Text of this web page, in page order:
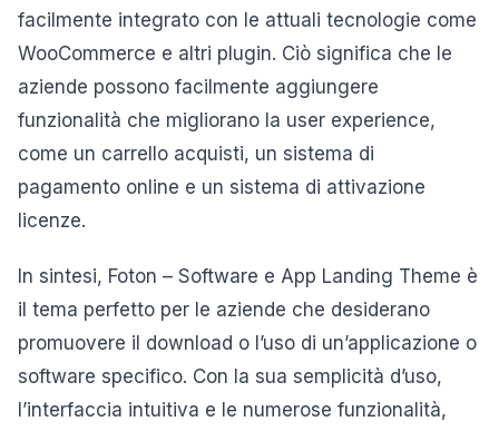
facilmente integrato con le attuali tecnologie come
WooCommerce e altri plugin. Ciò significa che le
aziende possono facilmente aggiungere
funzionalità che migliorano la user experience,
come un carrello acquisti, un sistema di
pagamento online e un sistema di attivazione
licenze.
In sintesi, Foton – Software e App Landing Theme è
il tema perfetto per le aziende che desiderano
promuovere il download o l’uso di un’applicazione o
software specifico. Con la sua semplicità d’uso,
l’interfaccia intuitiva e le numerose funzionalità,